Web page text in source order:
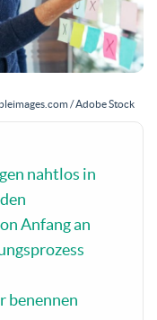
/ Adobe Stock
nahtlos in
Anfang an
benennen